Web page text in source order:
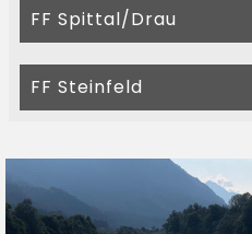
FF Spittal/Drau
FF Steinfeld